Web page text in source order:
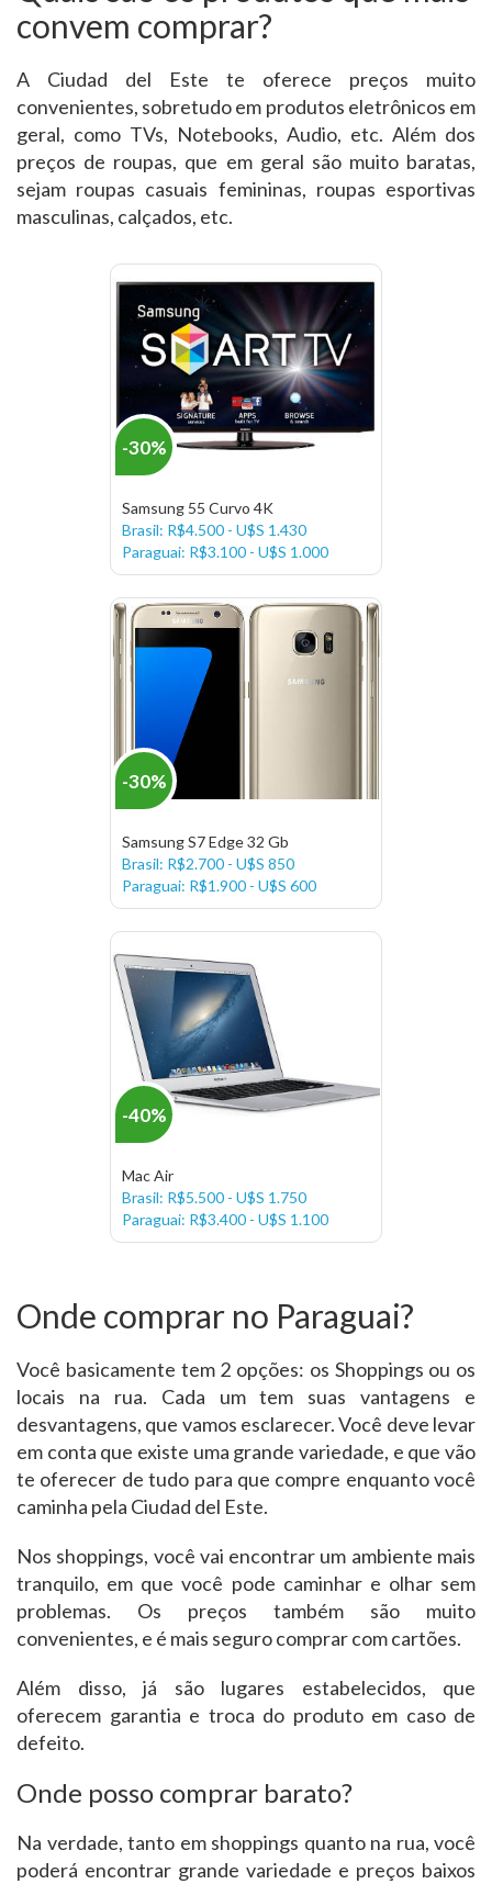
convem comprar?
A Ciudad del Este te oferece preços muito
convenientes, sobretudo em produtos eletrônicos em
geral, como TVs, Notebooks, Audio, etc. Além dos
preços de roupas, que em geral são muito baratas,
sejam roupas casuais femininas, roupas esportivas
masculinas, calçados, etc.
-30%
Samsung 55 Curvo 4K
Brasil: R$4.500 - U$S 1.430
Paraguai: R$3.100 - U$S 1.000
-30%
Samsung S7 Edge 32 Gb
Brasil: R$2.700 - U$S 850
Paraguai: R$1.900 - U$S 600
-40%
Mac Air
Brasil: R$5.500 - U$S 1.750
Paraguai: R$3.400 - U$S 1.100
Onde comprar no Paraguai?
Você basicamente tem 2 opções: os Shoppings ou os
locais na rua. Cada um tem suas vantagens e
desvantagens, que vamos esclarecer. Você deve levar
em conta que existe uma grande variedade, e que vão
te oferecer de tudo para que compre enquanto você
caminha pela Ciudad del Este.
Nos shoppings, você vai encontrar um ambiente mais
tranquilo, em que você pode caminhar e olhar sem
problemas. Os preços também são muito
convenientes, e é mais seguro comprar com cartões.
Além disso, já são lugares estabelecidos, que
oferecem garantia e troca do produto em caso de
defeito.
Onde posso comprar barato?
Na verdade, tanto em shoppings quanto na rua, você
poderá encontrar grande variedade e preços baixos